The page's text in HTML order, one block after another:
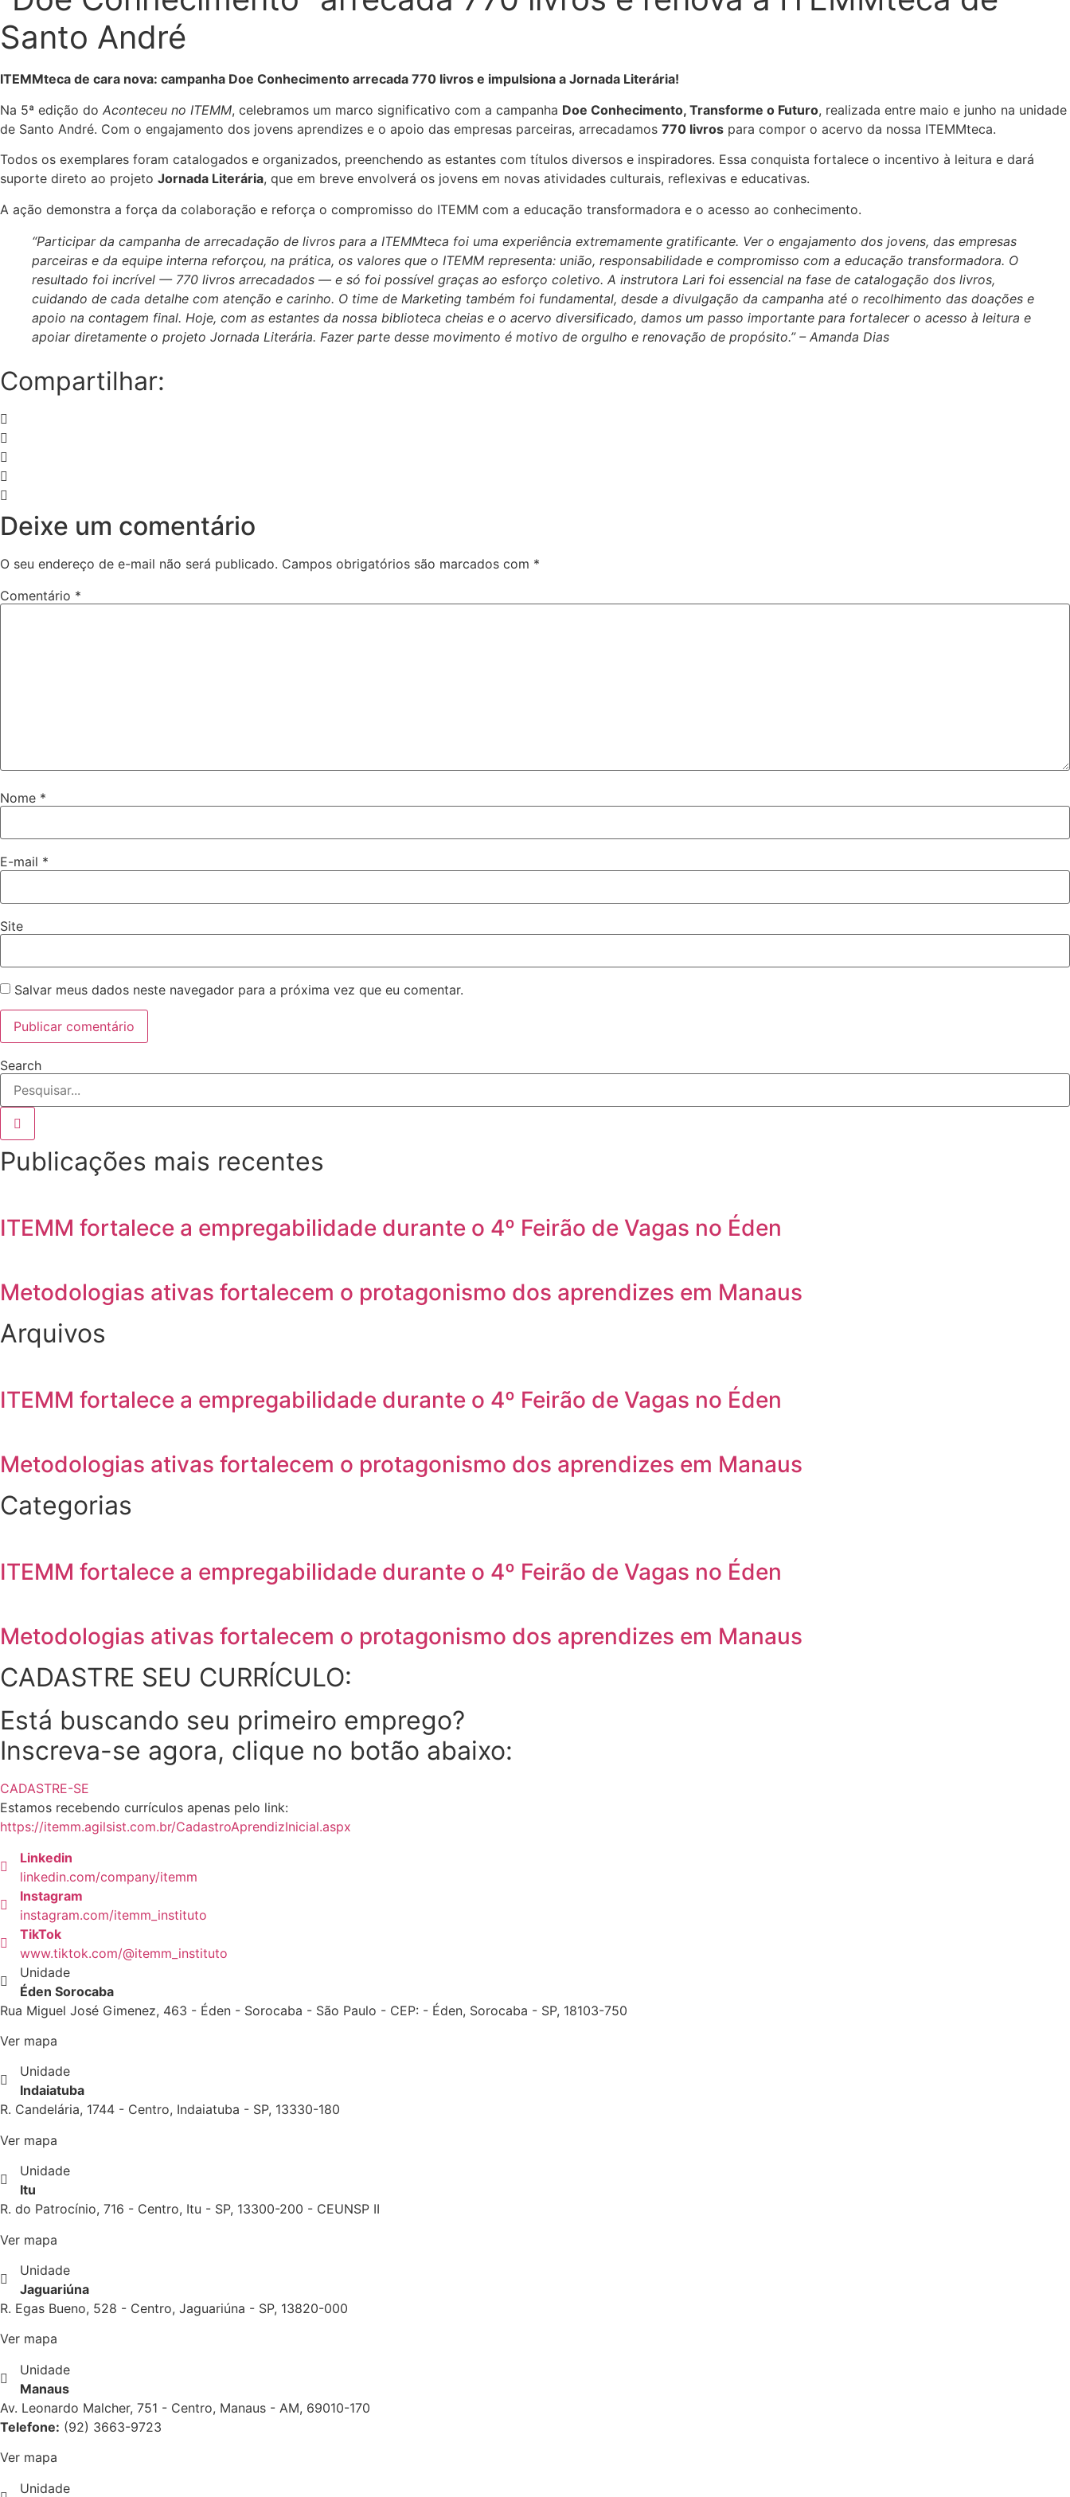
Santo André
ITEMMteca de cara nova: campanha Doe Conhecimento arrecada 770 livros e impulsiona a Jornada Literária!
Na 5ª edição do Aconteceu no ITEMM, celebramos um marco significativo com a campanha Doe Conhecimento, Transforme o Futuro, realizada entre maio e junho na unidade
de Santo André. Com o engajamento dos jovens aprendizes e o apoio das empresas parceiras, arrecadamos 770 livros para compor o acervo da nossa ITEMMteca.
Todos os exemplares foram catalogados e organizados, preenchendo as estantes com títulos diversos e inspiradores. Essa conquista fortalece o incentivo à leitura e dará
suporte direto ao projeto Jornada Literária, que em breve envolverá os jovens em novas atividades culturais, reflexivas e educativas.
A ação demonstra a força da colaboração e reforça o compromisso do ITEMM com a educação transformadora e o acesso ao conhecimento.
“Participar da campanha de arrecadação de livros para a ITEMMteca foi uma experiência extremamente gratificante. Ver o engajamento dos jovens, das empresas
parceiras e da equipe interna reforçou, na prática, os valores que o ITEMM representa: união, responsabilidade e compromisso com a educação transformadora. O
resultado foi incrível — 770 livros arrecadados — e só foi possível graças ao esforço coletivo. A instrutora Lari foi essencial na fase de catalogação dos livros,
cuidando de cada detalhe com atenção e carinho. O time de Marketing também foi fundamental, desde a divulgação da campanha até o recolhimento das doações e
apoio na contagem final. Hoje, com as estantes da nossa biblioteca cheias e o acervo diversificado, damos um passo importante para fortalecer o acesso à leitura e
apoiar diretamente o projeto Jornada Literária. Fazer parte desse movimento é motivo de orgulho e renovação de propósito.” – Amanda Dias
Compartilhar:
Deixe um comentário
O seu endereço de e-mail não será publicado. Campos obrigatórios são marcados com *
Comentário *
Nome *
E-mail *
Site
Salvar meus dados neste navegador para a próxima vez que eu comentar.
Search
Publicações mais recentes
ITEMM fortalece a empregabilidade durante o 4º Feirão de Vagas no Éden
Metodologias ativas fortalecem o protagonismo dos aprendizes em Manaus
Arquivos
ITEMM fortalece a empregabilidade durante o 4º Feirão de Vagas no Éden
Metodologias ativas fortalecem o protagonismo dos aprendizes em Manaus
Categorias
ITEMM fortalece a empregabilidade durante o 4º Feirão de Vagas no Éden
Metodologias ativas fortalecem o protagonismo dos aprendizes em Manaus
CADASTRE SEU CURRÍCULO:
Está buscando seu primeiro emprego?
Inscreva-se agora, clique no botão abaixo:
CADASTRE-SE
Estamos recebendo currículos apenas pelo link:
https://itemm.agilsist.com.br/CadastroAprendizInicial.aspx
Linkedin
linkedin.com/company/itemm
Instagram
instagram.com/itemm_instituto
TikTok
www.tiktok.com/@itemm_instituto
Unidade
Éden Sorocaba
Rua Miguel José Gimenez, 463 - Éden - Sorocaba - São Paulo - CEP: - Éden, Sorocaba - SP, 18103-750
Ver mapa
Unidade
Indaiatuba
R. Candelária, 1744 - Centro, Indaiatuba - SP, 13330-180
Ver mapa
Unidade
Itu
R. do Patrocínio, 716 - Centro, Itu - SP, 13300-200 - CEUNSP II
Ver mapa
Unidade
Jaguariúna
R. Egas Bueno, 528 - Centro, Jaguariúna - SP, 13820-000
Ver mapa
Unidade
Manaus
Av. Leonardo Malcher, 751 - Centro, Manaus - AM, 69010-170
Telefone: (92) 3663-9723
Ver mapa
Unidade